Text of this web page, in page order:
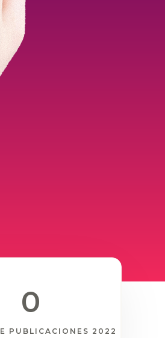
0
PUBLICACIONES 2022